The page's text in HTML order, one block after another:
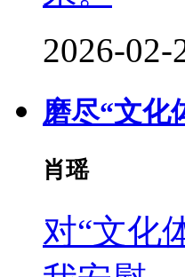
2026-02-
磨尽“文化
肖瑶
对“文化